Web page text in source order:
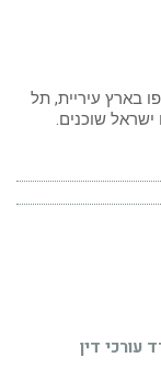
בארץ עיריית, תל
שוכנים.
עורכי דין